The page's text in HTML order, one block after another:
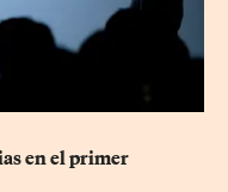
en el primer